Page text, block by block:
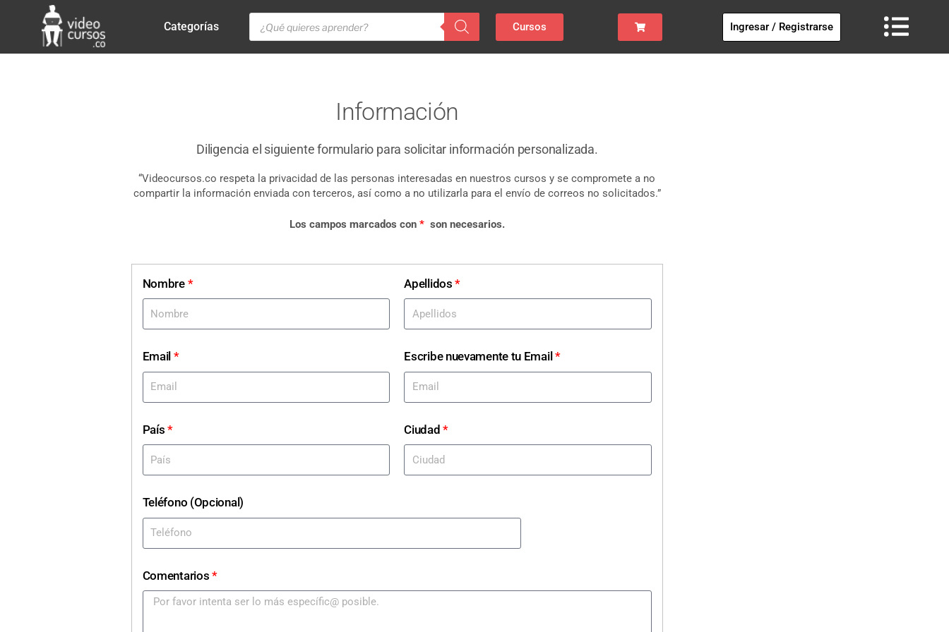
Categorías Cursos Ingresar / Registrarse
Información
Diligencia el siguiente formulario para solicitar información personalizada.
“Videocursos.co respeta la privacidad de las personas interesadas en nuestros cursos y se compromete a no
compartir la información enviada con terceros, así como a no utilizarla para el envío de correos no solicitados.”
Los campos marcados con *son necesarios.
Nombre * Apellidos*
Email * Escribe nuevamente tu Email *
País* Ciudad*
Teléfono (Opcional)
Comentarios*